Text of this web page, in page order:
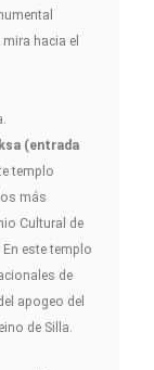
hacia el
(entrada
templo
más
Cultural de
En este templo
de
apogeo del
de Silla.